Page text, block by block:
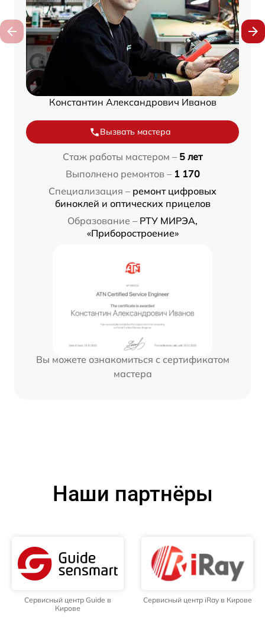
Константин Александрович Иванов
Вызвать мастера
Стаж работы мастером – 5 лет
Выполнено ремонтов – 1 170
Специализация – ремонт цифровых
биноклей и оптических прицелов
Образование – РТУ МИРЭА,
«Приборостроение»
Вы можете ознакомиться с сертификатом
мастера
Наши партнёры
Сервисный центр Guide в
Кирове
Сервисный центр iRay в Кирове